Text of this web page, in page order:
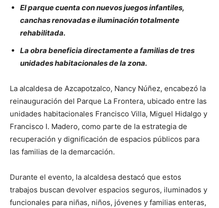
El parque cuenta con nuevos juegos infantiles,
canchas renovadas e iluminación totalmente
rehabilitada.
La obra beneficia directamente a familias de tres
unidades habitacionales de la zona.
La alcaldesa de Azcapotzalco, Nancy Núñez, encabezó la
reinauguración del Parque La Frontera, ubicado entre las
unidades habitacionales Francisco Villa, Miguel Hidalgo y
Francisco I. Madero, como parte de la estrategia de
recuperación y dignificación de espacios públicos para
las familias de la demarcación.
Durante el evento, la alcaldesa destacó que estos
trabajos buscan devolver espacios seguros, iluminados y
funcionales para niñas, niños, jóvenes y familias enteras,